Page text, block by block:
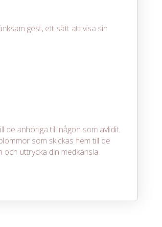
gest, ett sätt att visa sin
de anhöriga till någon som avlidit.
som skickas hem till de
uttrycka din medkänsla.